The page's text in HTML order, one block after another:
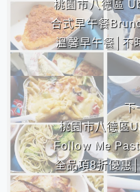
桃園市八德區
合式早午餐
溫馨早午餐│不
下
桃園市八德區
Follow Me
全品項8折優惠